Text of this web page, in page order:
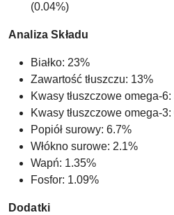
(0.04%)
Analiza Składu
Białko: 23%
Zawartość tłuszczu: 13%
Kwasy tłuszczowe omega-6:
Kwasy tłuszczowe omega-
Popiół surowy: 6.7%
Włókno surowe: 2.1%
Wapń: 1.35%
Fosfor: 1.09%
Dodatki